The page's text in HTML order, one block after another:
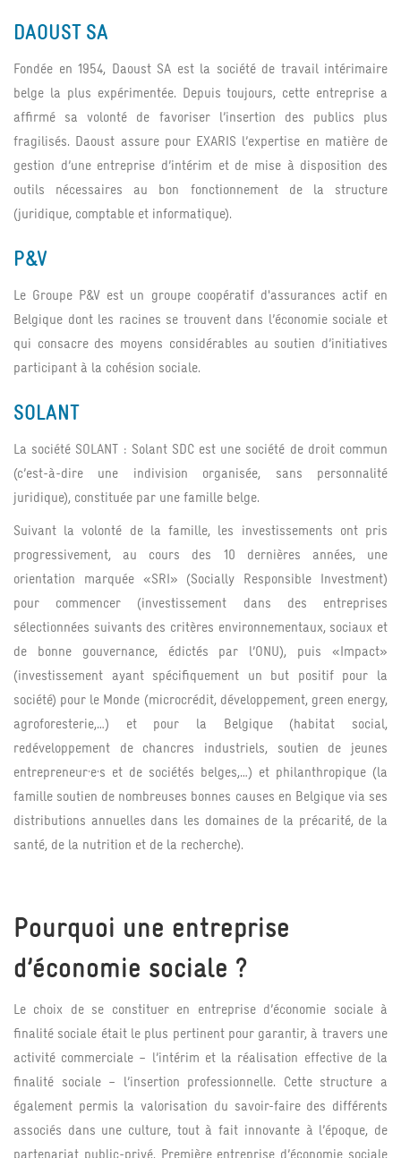
DAOUST SA
Fondée en 1954, Daoust SA est la société de travail intérimaire
belge la plus expérimentée. Depuis toujours, cette entreprise a
affirmé sa volonté de favoriser l’insertion des publics plus
fragilisés. Daoust assure pour EXARIS l’expertise en matière de
gestion d’une entreprise d’intérim et de mise à disposition des
outils nécessaires au bon fonctionnement de la structure
(juridique, comptable et informatique).
P&V
Le Groupe P&V est un groupe coopératif d'assurances actif en
Belgique dont les racines se trouvent dans l’économie sociale et
qui consacre des moyens considérables au soutien d’initiatives
participant à la cohésion sociale.
SOLANT
La société SOLANT : Solant SDC est une société de droit commun
(c’est-à-dire une indivision organisée, sans personnalité
juridique), constituée par une famille belge.
Suivant la volonté de la famille, les investissements ont pris
progressivement, au cours des 10 dernières années, une
orientation marquée «SRI» (Socially Responsible Investment)
pour commencer (investissement dans des entreprises
sélectionnées suivants des critères environnementaux, sociaux et
de bonne gouvernance, édictés par l’ONU), puis «Impact»
(investissement ayant spécifiquement un but positif pour la
société) pour le Monde (microcrédit, développement, green energy,
agroforesterie,…) et pour la Belgique (habitat social,
redéveloppement de chancres industriels, soutien de jeunes
entrepreneur·e·s et de sociétés belges,…) et philanthropique (la
famille soutien de nombreuses bonnes causes en Belgique via ses
distributions annuelles dans les domaines de la précarité, de la
santé, de la nutrition et de la recherche).
Pourquoi une entreprise
d’économie sociale ?
Le choix de se constituer en entreprise d’économie sociale à
finalité sociale était le plus pertinent pour garantir, à travers une
activité commerciale – l’intérim et la réalisation effective de la
finalité sociale – l’insertion professionnelle. Cette structure a
également permis la valorisation du savoir-faire des différents
associés dans une culture, tout à fait innovante à l’époque, de
partenariat public-privé. Première entreprise d’économie sociale